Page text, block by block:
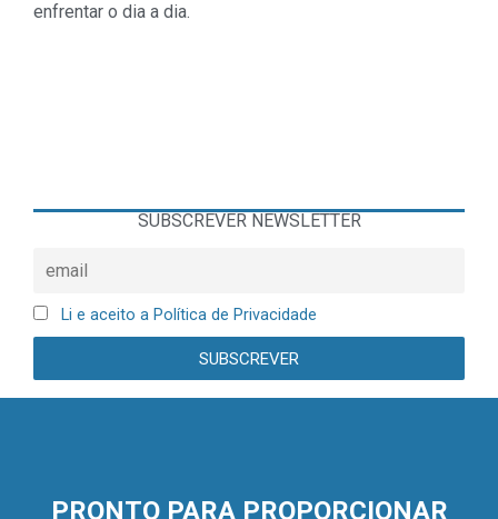
enfrentar o dia a dia.
SUBSCREVER NEWSLETTER
Li e aceito a Política de Privacidade
PRONTO PARA PROPORCIONAR